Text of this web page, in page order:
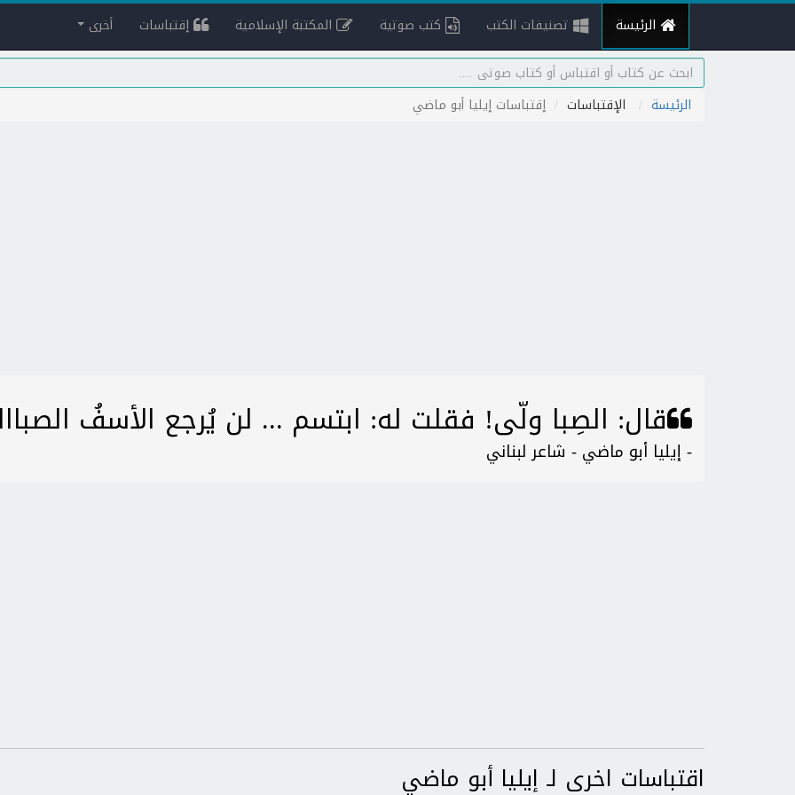
الرئيسة تصنيفات الكتب كتب صوتية المكتبة الإسلامية إقتباسات أخرى
الرئيسة الإقتباسات إقتباسات إيليا أبو ماضي
قال: الصِبا ولّى! فقلت له: ابتسم ... لن يُرجع الأسفُ
- إيليا أبو ماضي - شاعر لبناني
اقتباسات اخرى لـ إيليا أبو ماضي